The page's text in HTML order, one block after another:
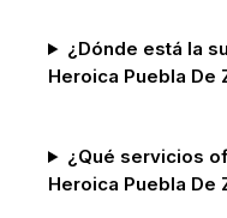
¿Dónde está la
Heroica Puebla De
¿Qué servicios
Heroica Puebla De